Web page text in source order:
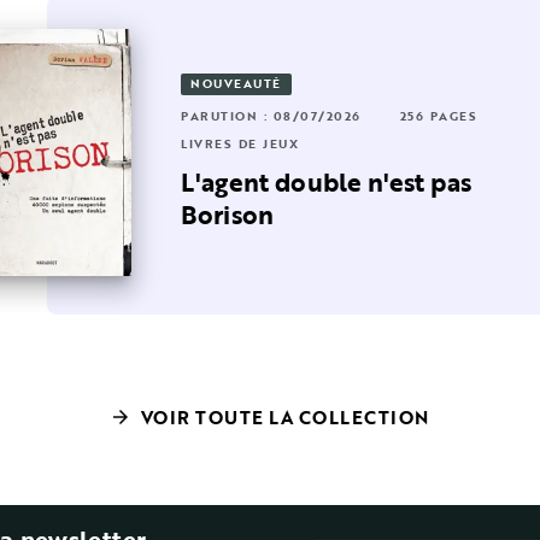
PAGES
: 15/04/2026
DE JEUX
jeux
NOUVEAUTÉ
PARUTION : 08/07/2026
256 PAGES
LIVRES DE JEUX
L'agent double n'est pas
Borison
arrow_forward VOIR TOUTE LA COLLECTION